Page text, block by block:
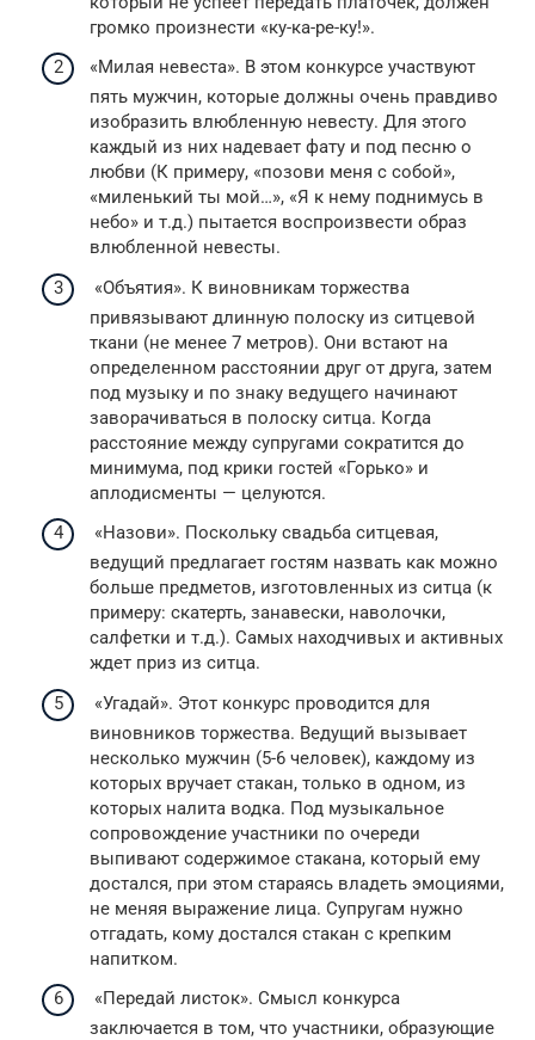
громко произнести «ку-ка-ре-ку!».
«Милая невеста». В этом конкурсе участвуют
пять мужчин, которые должны очень правдиво
изобразить влюбленную невесту. Для этого
каждый из них надевает фату и под песню о
любви (К примеру, «позови меня с собой»,
«миленький ты мой…», «Я к нему поднимусь в
небо» и т.д.) пытается воспроизвести образ
влюбленной невесты.
«Объятия». К виновникам торжества
привязывают длинную полоску из ситцевой
ткани (не менее 7 метров). Они встают на
определенном расстоянии друг от друга, затем
под музыку и по знаку ведущего начинают
заворачиваться в полоску ситца. Когда
расстояние между супругами сократится до
минимума, под крики гостей «Горько» и
аплодисменты — целуются.
«Назови». Поскольку свадьба ситцевая,
ведущий предлагает гостям назвать как можно
больше предметов, изготовленных из ситца (к
примеру: скатерть, занавески, наволочки,
салфетки и т.д.). Самых находчивых и активных
ждет приз из ситца.
«Угадай». Этот конкурс проводится для
виновников торжества. Ведущий вызывает
несколько мужчин (5-6 человек), каждому из
которых вручает стакан, только в одном, из
которых налита водка. Под музыкальное
сопровождение участники по очереди
выпивают содержимое стакана, который ему
достался, при этом стараясь владеть эмоциями,
не меняя выражение лица. Супругам нужно
отгадать, кому достался стакан с крепким
напитком.
«Передай листок». Смысл конкурса
заключается в том, что участники, образующие